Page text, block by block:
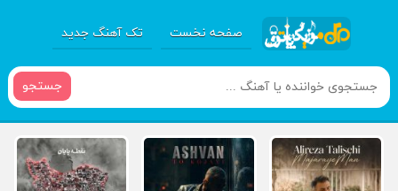
صفحه نخست تک آهنگ جدید
جستجو